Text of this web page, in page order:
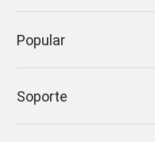
Popular
Soporte